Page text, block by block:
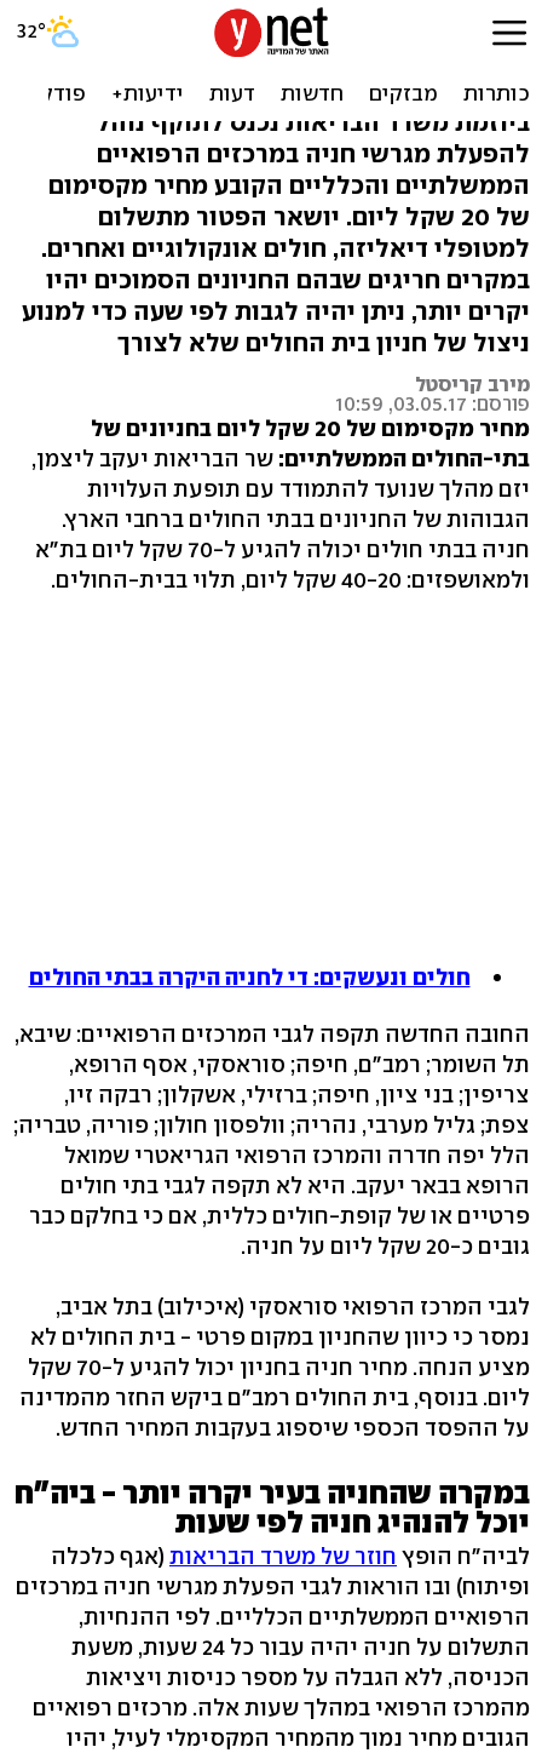
חניה בחניוני בתי חולים
ממשלתיים - עד 20 ש'
ביוזמת משרד הבריאות נכנס לתוקף נוהל
להפעלת מגרשי חניה במרכזים הרפואיים
הממשלתיים והכלליים הקובע מחיר מקסימום
של 20 שקל ליום. יושאר הפטור מתשלום
למטופלי דיאליזה, חולים אונקולוגיים ואחרים.
במקרים חריגים שבהם החניונים הסמוכים יהיו
יקרים יותר, ניתן יהיה לגבות לפי שעה כדי למנוע
ניצול של חניון בית החולים שלא לצורך
מירב קריסטל
פורסם: 03.05.17, 10:59
מחיר מקסימום של 20 שקל ליום בחניונים של
בתי-החולים הממשלתיים: שר הבריאות יעקב ליצמן,
יזם מהלך שנועד להתמודד עם תופעת העלויות
הגבוהות של החניונים בבתי החולים ברחבי הארץ.
חניה בבתי חולים יכולה להגיע ל-70 שקל ליום בת"א
ולמאושפזים: 40-20 שקל ליום, תלוי בבית-החולים.
חולים ונעשקים: די לחניה היקרה בבתי החולים
החובה החדשה תקפה לגבי המרכזים הרפואיים: שיבא,
תל השומר; רמב"ם, חיפה; סוראסקי, אסף הרופא,
צריפין; בני ציון, חיפה; ברזילי, אשקלון; רבקה זיו,
צפת; גליל מערבי, נהריה; וולפסון חולון; פוריה, טבריה;
הלל יפה חדרה והמרכז הרפואי הגריאטרי שמואל
הרופא בבאר יעקב. היא לא תקפה לגבי בתי חולים
פרטיים או של קופת-חולים כללית, אם כי בחלקם כבר
גובים כ-20 שקל ליום על חניה.
לגבי המרכז הרפואי סוראסקי (איכילוב) בתל אביב,
נמסר כי כיוון שהחניון במקום פרטי - בית החולים לא
מציע הנחה. מחיר חניה בחניון יכול להגיע ל-70 שקל
ליום. בנוסף, בית החולים רמב"ם ביקש החזר מהמדינה
על ההפסד הכספי שיספוג בעקבות המחיר החדש.
במקרה שהחניה בעיר יקרה יותר - ביה"ח
יוכל להנהיג חניה לפי שעות
לביה"ח הופץ חוזר של משרד הבריאות (אגף כלכלה
ופיתוח) ובו הוראות לגבי הפעלת מגרשי חניה במרכזים
הרפואיים הממשלתיים הכלליים. לפי ההנחיות,
התשלום על חניה יהיה עבור כל 24 שעות, משעת
הכניסה, ללא הגבלה על מספר כניסות ויציאות
מהמרכז הרפואי במהלך שעות אלה. מרכזים רפואיים
הגובים מחיר נמוך מהמחיר המקסימלי לעיל, יהיו